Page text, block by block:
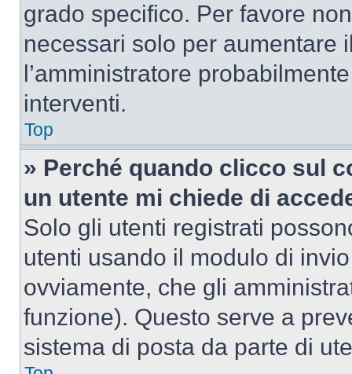
grado specifico. Per favore
necessari solo per aumentare
l’amministratore
interventi.
Top
» Perché quando clicco sul
un utente mi chiede di
Solo gli utenti registrati
utenti usando il modulo di
ovviamente, che gli
funzione). Questo serve a
sistema di posta da parte di